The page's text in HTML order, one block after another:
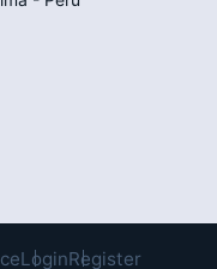
LoginRegister